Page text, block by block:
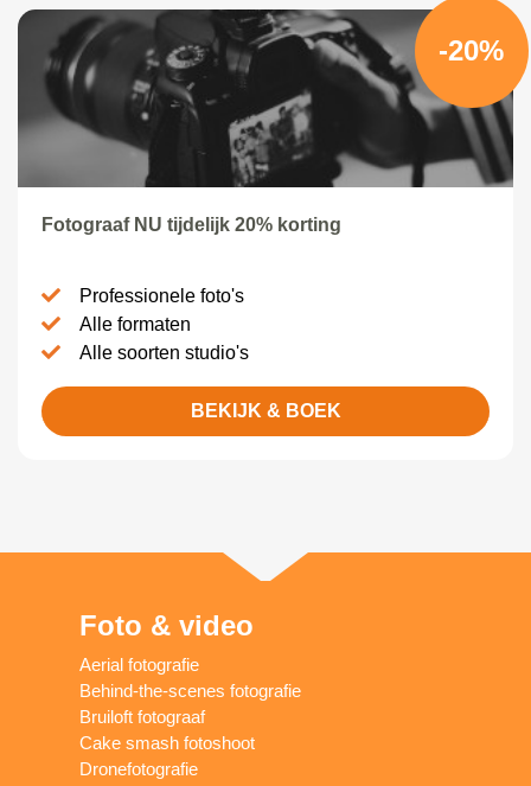
-20%
Fotograaf NU tijdelijk 20% korting
Professionele foto's
Alle formaten
Alle soorten studio's
BEKIJK & BOEK
Foto & video
Aerial fotografie
Behind-the-scenes fotografie
Bruiloft fotograaf
Cake smash fotoshoot
Dronefotografie